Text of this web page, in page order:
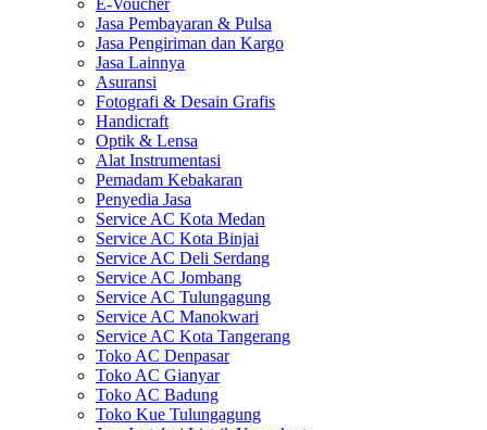
E-Voucher
Jasa Pembayaran & Pulsa
Jasa Pengiriman dan Kargo
Jasa Lainnya
Asuransi
Fotografi & Desain Grafis
Handicraft
Optik & Lensa
Alat Instrumentasi
Pemadam Kebakaran
Penyedia Jasa
Service AC Kota Medan
Service AC Kota Binjai
Service AC Deli Serdang
Service AC Jombang
Service AC Tulungagung
Service AC Manokwari
Service AC Kota Tangerang
Toko AC Denpasar
Toko AC Gianyar
Toko AC Badung
Toko Kue Tulungagung